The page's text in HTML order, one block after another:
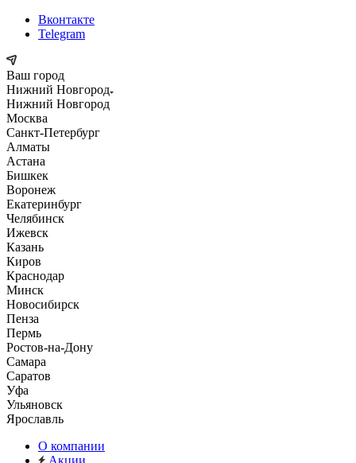
Вконтакте
Telegram
Ваш город
Нижний Новгород
Нижний Новгород
Москва
Санкт-Петербург
Алматы
Астана
Бишкек
Воронеж
Екатеринбург
Челябинск
Ижевск
Казань
Киров
Краснодар
Минск
Новосибирск
Пенза
Пермь
Ростов-на-Дону
Самара
Саратов
Уфа
Ульяновск
Ярославль
О компании
Акции